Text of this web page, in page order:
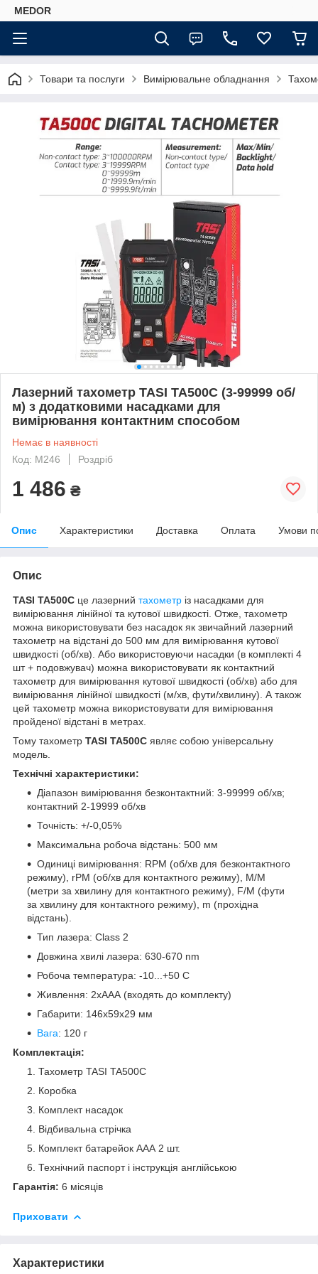
MEDOR
Товари та послуги Вимірювальне обладнання
Лазерний тахометр TASI TA500C (3-99999 об/
м) з додатковими насадками для
вимірювання контактним способом
Немає в наявності
Код: M246
Роздріб
1 486 ₴
Опис Характеристики Доставка Оплата Умови
Опис
TASI TA500C це лазерний тахометр із насадками для
вимірювання лінійної та кутової швидкості. Отже, тахометр
можна використовувати без насадок як звичайний лазерний
тахометр на відстані до 500 мм для вимірювання кутової
швидкості (об/хв). Або використовуючи насадки (в комплекті 4
шт + подовжувач) можна використовувати як контактний
тахометр для вимірювання кутової швидкості (об/хв) або для
вимірювання лінійної швидкості (м/хв, фути/хвилину). А також
цей тахометр можна використовувати для вимірювання
пройденої відстані в метрах.
Тому тахометр TASI TA500C являє собою універсальну
модель.
Технічні характеристики:
Діапазон вимірювання безконтактний: 3-99999 об/хв;
контактний 2-19999 об/хв
Точність: +/-0,05%
Максимальна робоча відстань: 500 мм
Одиниці вимірювання: RPM (об/хв для безконтактного
режиму), rPM (об/хв для контактного режиму), М/М
(метри за хвилину для контактного режиму), F/M (фути
за хвилину для контактного режиму), m (прохідна
відстань).
Тип лазера: Class 2
Довжина хвилі лазера: 630-670 nm
Робоча температура: -10...+50 С
Живлення: 2хААА (входять до комплекту)
Габарити: 146х59х29 мм
Вага: 120 г
Комплектація:
Тахометр TASI TA500C
Коробка
Комплект насадок
Відбивальна стрічка
Комплект батарейок ААА 2 шт.
Технічний паспорт і інструкція англійською
Гарантія: 6 місяців
Приховати
Характеристики